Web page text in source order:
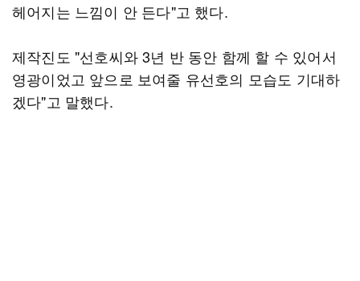
헤어지는 느낌이 안 든다"고 했다.
제작진도 "선호씨와 3년 반 동안 함께 할 수 있어서
영광이었고 앞으로 보여줄 유선호의 모습도 기대하
겠다"고 말했다.